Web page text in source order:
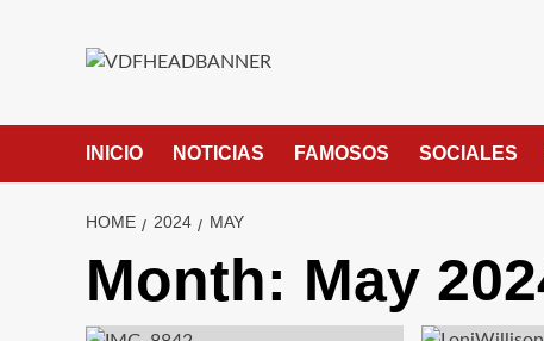
INICIO NOTICIAS FAMOSOS SOCIALES
HOME 2024 MAY
Month: May